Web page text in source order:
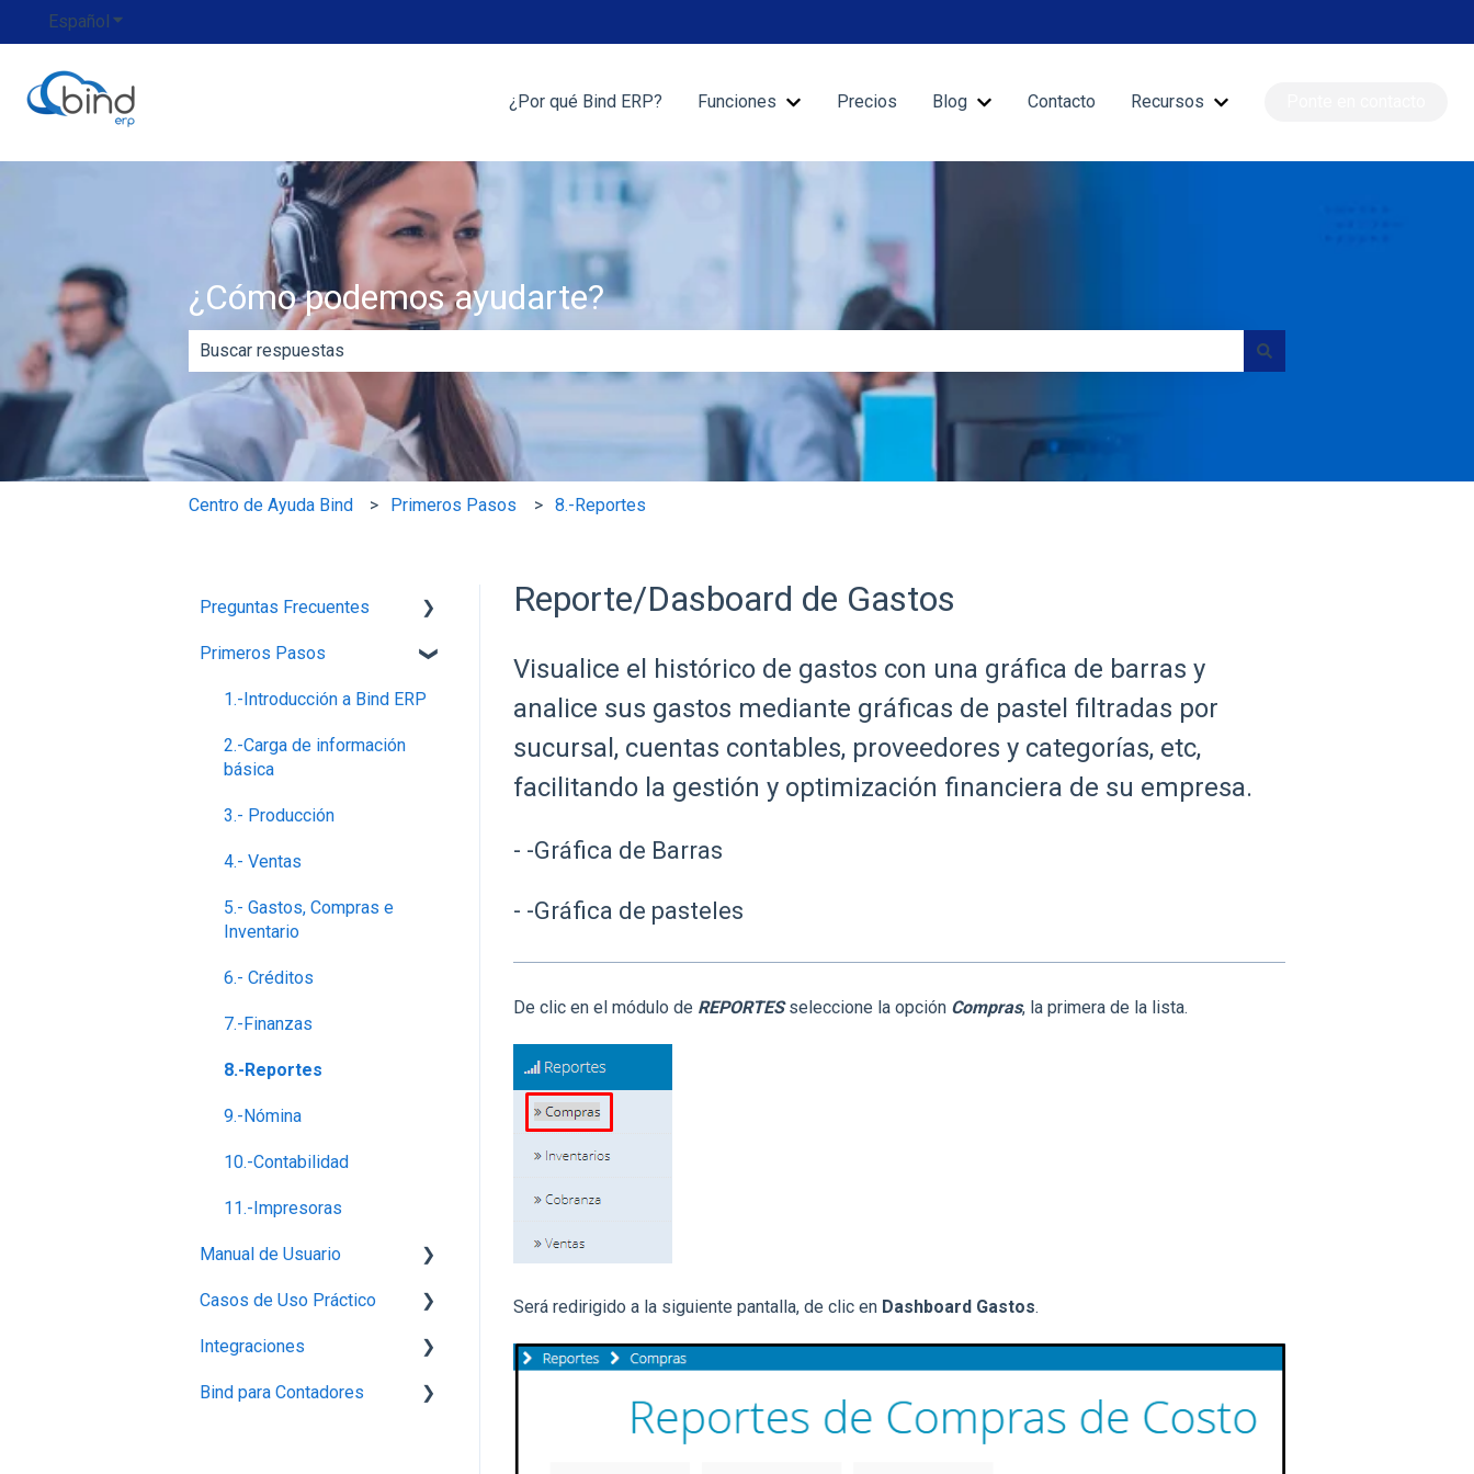
Español Traducciones de Mostrar submenú de
¿Por qué Bind ERP? Funciones
Mostrar submenú de Funciones
Precios Blog
Mostrar submenú de Blog
Contacto Recursos
Mostrar submenú de Recursos
¿Cómo podemos ayudarte?
No hay sugerencias porque el campo de búsqueda está vacío.
Centro de Ayuda Bind Primeros Pasos 8.-Reportes
Reporte/Dasboard de Gastos
Visualice el histórico de gastos con una gráfica de barras y
analice sus gastos mediante gráficas de pastel filtradas por
sucursal, cuentas contables, proveedores y categorías, etc,
facilitando la gestión y optimización financiera de su empresa.
- -Gráfica de Barras
- -Gráfica de pasteles
De clic en el módulo de REPORTESseleccione la opción Compras, la primera de la lista.
Será redirigido a la siguiente pantalla, de clic en Dashboard Gastos.
Preguntas Frecuentes
Planes,Add-ons y Precios
Generalidades del Sistema
Soporte-Errores
nóminas
Ventas
Primeros Pasos
1.-Introducción a Bind ERP
2.-Carga de información
básica
3.- Producción
4.- Ventas
5.- Gastos, Compras e
Inventario
6.- Créditos
7.-Finanzas
8.-Reportes
9.-Nómina
10.-Contabilidad
11.-Impresoras
Manual de Usuario
Configuración
Perfil de empresa
Proveedores
Casos de Uso Práctico
Inventario
Productos
Integraciones
Integración con Mercado
Bind para Contadores